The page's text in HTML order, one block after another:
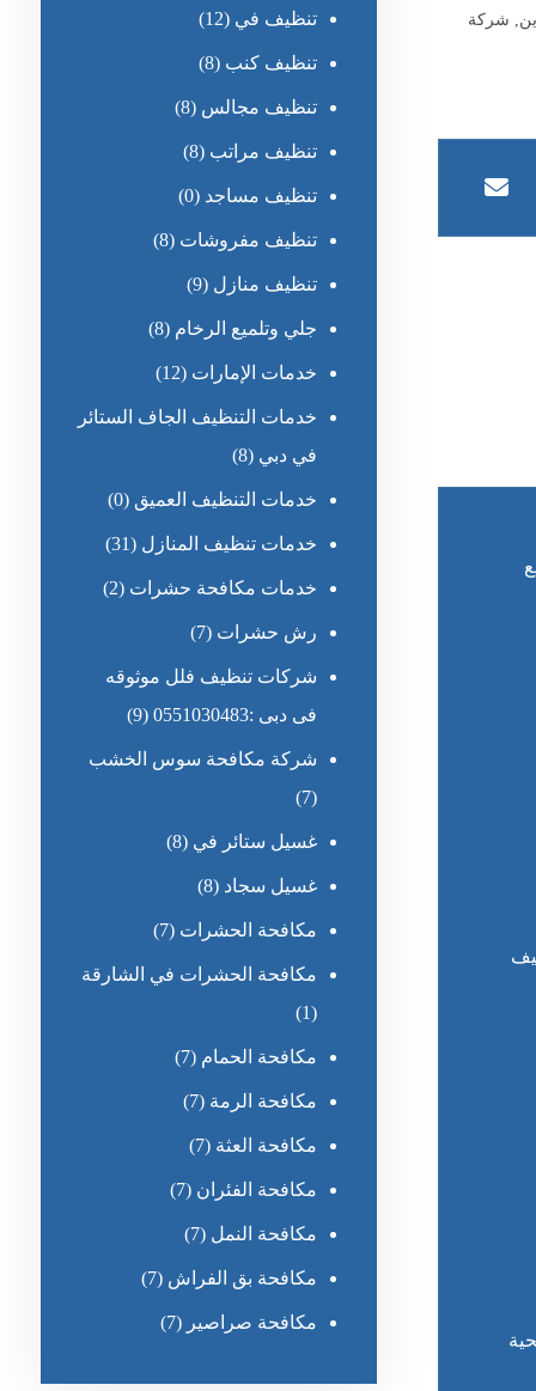
شركة
تنظيف في (12)
تنظيف كنب (8)
تنظيف مجالس (8)
تنظيف مراتب (8)
تنظيف مساجد (0)
تنظيف مفروشات (8)
تنظيف منازل (9)
جلي وتلميع الرخام (8)
خدمات الإمارات (12)
خدمات التنظيف الجاف الستائر
في دبي (8)
خدمات التنظيف العميق (0)
خدمات تنظيف المنازل (31)
خدمات مكافحة حشرات (2)
رش حشرات (7)
شركات تنظيف فلل موثوقه
فى دبى :0551030483
(9)
شركة مكافحة سوس الخشب
(7)
غسيل ستائر في (8)
غسيل سجاد (8)
مكافحة الحشرات (7)
مكافحة الحشرات في الشارقة
(1)
مكافحة الحمام (7)
مكافحة الرمة (7)
مكافحة العثة (7)
مكافحة الفئران (7)
مكافحة النمل (7)
مكافحة بق الفراش (7)
مكافحة صراصير (7)